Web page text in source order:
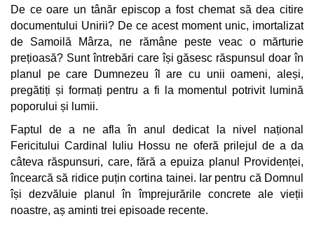
De ce oare un tânăr episcop a fost chemat să dea citire
documentului Unirii? De ce acest moment unic, imortalizat
de Samoilă Mârza, ne rămâne peste veac o mărturie
prețioasă? Sunt întrebări care își găsesc răspunsul doar în
planul pe care Dumnezeu îl are cu unii oameni, aleși,
pregătiți și formați pentru a fi la momentul potrivit lumină
poporului și lumii.
Faptul de a ne afla în anul dedicat la nivel național
Fericitului Cardinal Iuliu Hossu ne oferă prilejul de a da
câteva răspunsuri, care, fără a epuiza planul Providenței,
încearcă să ridice puțin cortina tainei. Iar pentru că Domnul
își dezvăluie planul în împrejurările concrete ale vieții
noastre, aș aminti trei episoade recente.